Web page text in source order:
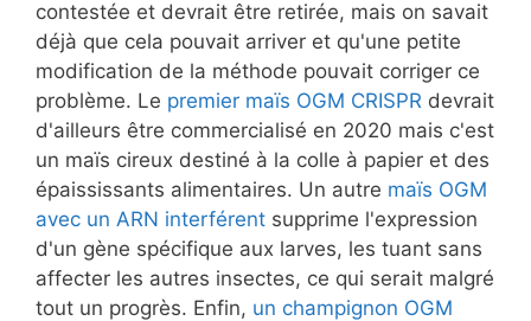
contestée et devrait être retirée, mais on savait
déjà que cela pouvait arriver et qu'une petite
modification de la méthode pouvait corriger ce
problème. Le premier maïs OGM CRISPR devrait
d'ailleurs être commercialisé en 2020 mais c'est
un maïs cireux destiné à la colle à papier et des
épaississants alimentaires. Un autre maïs OGM
avec un ARN interférent supprime l'expression
d'un gène spécifique aux larves, les tuant sans
affecter les autres insectes, ce qui serait malgré
tout un progrès. Enfin, un champignon OGM